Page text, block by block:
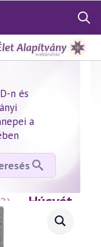
Search
for:
n és
a
— Húsvét